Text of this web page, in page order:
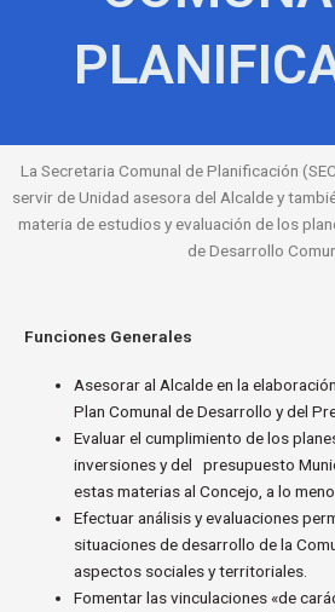
La Secretaria Comunal de Planificación
servir de Unidad asesora del Alcalde y
materia de estudios y evaluación de los
de Desarrollo
Funciones Generales
Asesorar al Alcalde en la
Plan Comunal de Desarrollo y del
Evaluar el cumplimiento de los
inversiones y del presupuesto
estas materias al Concejo, a lo
Efectuar análisis y evaluaciones
situaciones de desarrollo de la
aspectos sociales y territoriales.
Fomentar las vinculaciones «de